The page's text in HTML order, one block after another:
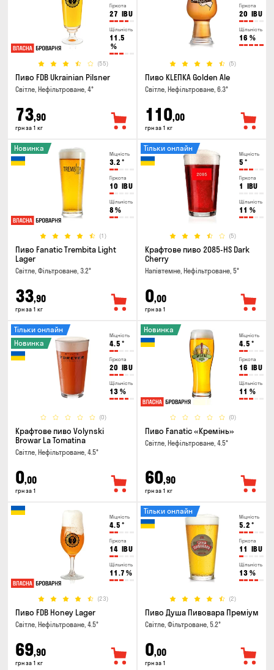
Гіркота
27 IBU
Щільність
11.5
%
(55)
Пиво FDB Ukrainian Pilsner
Світле, Нефільтроване, 4°
73,90
грн за 1 кг
Гіркота
20 IBU
Щільність
16 %
(5)
Пиво KLEПКА Golden Ale
Світле, Нефільтроване, 6.3°
110,00
грн за 1 кг
Міцність
3.2 °
Гіркота
10 IBU
Щільність
8 %
(1)
Новинка
Пиво Fanatic Trembita Light
Lager
Світле, Фільтроване, 3.2°
33,90
грн за 1 кг
Міцність
5 °
Гіркота
1 IBU
Щільність
11 %
(5)
Тільки онлайн
Крафтове пиво 2085-HS Dark
Cherry
Напівтемне, Нефільтроване, 5°
0,00
грн за 1
Міцність
4.5 °
Гіркота
20 IBU
Щільність
13 %
(0)
Тільки онлайн
Новинка
Крафтове пиво Volynski
Browar La Tomatina
Світле, Нефільтроване, 4.5°
0,00
грн за 1
Міцність
4.5 °
Гіркота
16 IBU
Щільність
11 %
(0)
Новинка
Пиво Fanatic «Кремінь»
Світле, Нефільтроване, 4.5°
60,90
грн за 1 кг
Міцність
4.5 °
Гіркота
14 IBU
Щільність
11.7 %
(23)
Пиво FDB Honey Lager
Світле, Нефільтроване, 4.5°
69,90
грн за 1 кг
Міцність
5.2 °
Гіркота
11 IBU
Щільність
13 %
(2)
Тільки онлайн
Пиво Душа Пивовара Преміум
Світле, Фільтроване, 5.2°
0,00
грн за 1